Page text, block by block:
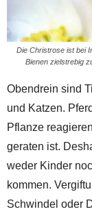
Die Christrose ist bei
Bienen zielstrebig
Obendrein sind
und Katzen.
Pflanze
geraten ist.
weder Kinder
kommen.
Schwindel oder